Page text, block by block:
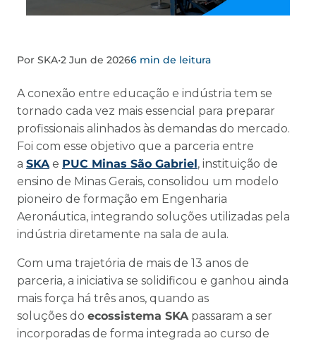
Por SKA•2 Jun de 20266 min de leitura
A conexão entre educação e indústria tem se
tornado cada vez mais essencial para preparar
profissionais alinhados às demandas do mercado.
Foi com esse objetivo que a parceria entre
a SKA e PUC Minas São Gabriel, instituição de
ensino de Minas Gerais, consolidou um modelo
pioneiro de formação em Engenharia
Aeronáutica, integrando soluções utilizadas pela
indústria diretamente na sala de aula.
Com uma trajetória de mais de 13 anos de
parceria, a iniciativa se solidificou e ganhou ainda
mais força há três anos, quando as
soluções do ecossistema SKA passaram a ser
incorporadas de forma integrada ao curso de